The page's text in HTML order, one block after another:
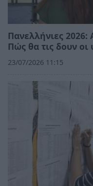
Πανελλήνιες 2026:
Πώς θα τις δουν
23/07/2026 11:15